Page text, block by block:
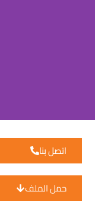
اتصل بنا
حمل الملف